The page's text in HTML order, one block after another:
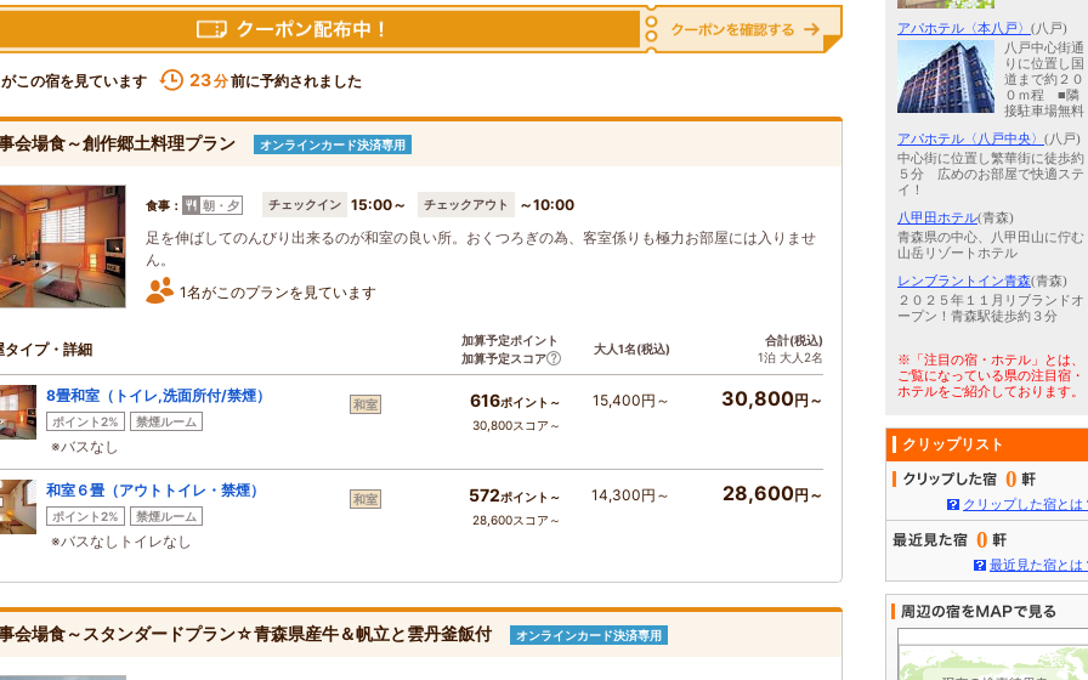
この宿を見ています 23分前に予約されました
会場食～創作郷土料理プラン オンラインカード決済専用
食事： 朝・夕 チェックイン 15:00～ チェックアウト
～10:00
足を伸ばしてのんびり出来るのが和室の良い所。おくつろぎの為、客室係りも極力お部屋には入りませ
ん。
1名がこのプランを見ています
タイプ・詳細
加算予定ポイント
加算予定スコア
大人1名(税込)
合計(税込)
1泊 大人2名
8畳和室（トイレ,洗面所付/禁煙）
ポイント2% 禁煙ルーム
※バスなし
和室 616ポイント～
30,800スコア～
15,400円～ 30,800円～
和室６畳（アウトトイレ・禁煙）
ポイント2% 禁煙ルーム
※バスなしトイレなし
和室 572ポイント～
28,600スコア～
14,300円～ 28,600円～
会場食～スタンダードプラン☆青森県産牛＆帆立と雲丹釜飯付 オンラインカード決済専用
アパホテル〈本八戸〉 (八戸)
八戸中心街通
りに位置し国
道まで約２０
０ｍ程 ■隣
接駐車場無料
アパホテル〈八戸中央〉 (八戸)
中心街に位置し繁華街に徒歩約
５分 広めのお部屋で快適ステ
イ！
八甲田ホテル(青森)
青森県の中心、八甲田山に佇む
山岳リゾートホテル
レンブラントイン青森(青森)
２０２５年１１月リブランドオ
ープン！青森駅徒歩約３分
※「注目の宿・ホテル」とは、
ご覧になっている県の注目宿・
ホテルをご紹介しております。
クリップリスト
0
クリップした宿とは
0
最近見た宿とは